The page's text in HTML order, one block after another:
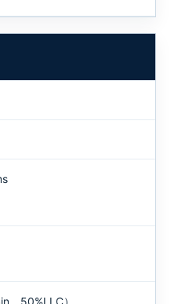
、50%LLC）